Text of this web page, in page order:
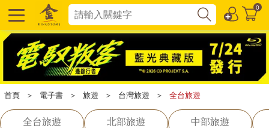
0
首頁 ＞ 電子書 ＞ 旅遊 ＞ 台灣旅遊 ＞ 全台旅遊
全台旅遊 北部旅遊 中部旅遊